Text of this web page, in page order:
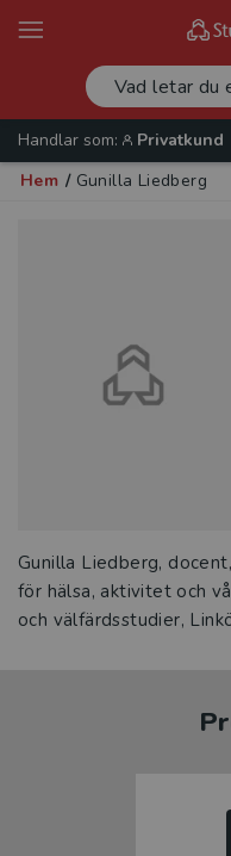
Handlar som:
Privatkund
Hem / Gunilla Liedberg
Gunilla Liedberg,
för hälsa, aktivitet och
och välfärdsstudier,